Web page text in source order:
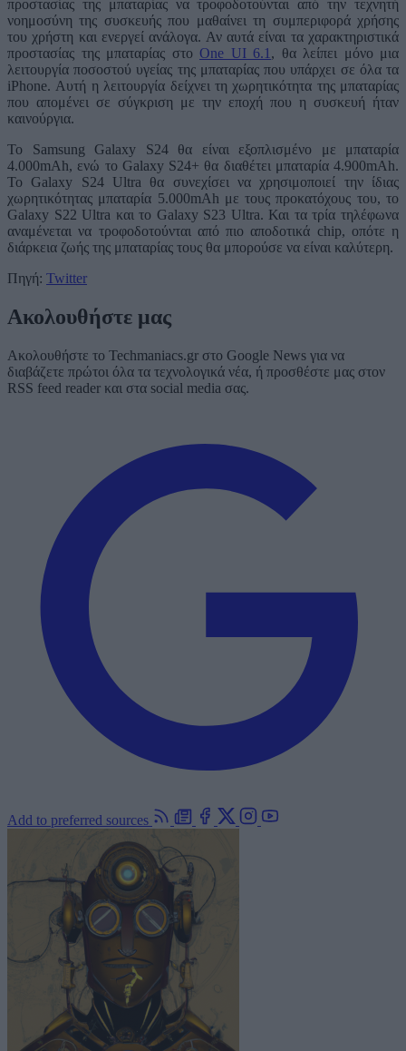
προστασίας της μπαταρίας να τροφοδοτούνται από την τεχνητή
νοημοσύνη της συσκευής που μαθαίνει τη συμπεριφορά χρήσης
του χρήστη και ενεργεί ανάλογα. Αν αυτά είναι τα χαρακτηριστικά
προστασίας της μπαταρίας στο One UI 6.1, θα λείπει μόνο μια
λειτουργία ποσοστού υγείας της μπαταρίας που υπάρχει σε όλα τα
iPhone. Αυτή η λειτουργία δείχνει τη χωρητικότητα της μπαταρίας
που απομένει σε σύγκριση με την εποχή που η συσκευή ήταν
καινούργια.
Το Samsung Galaxy S24 θα είναι εξοπλισμένο με μπαταρία
4.000mAh, ενώ το Galaxy S24+ θα διαθέτει μπαταρία 4.900mAh.
Το Galaxy S24 Ultra θα συνεχίσει να χρησιμοποιεί την ίδιας
χωρητικότητας μπαταρία 5.000mAh με τους προκατόχους του, το
Galaxy S22 Ultra και το Galaxy S23 Ultra. Και τα τρία τηλέφωνα
αναμένεται να τροφοδοτούνται από πιο αποδοτικά chip, οπότε η
διάρκεια ζωής της μπαταρίας τους θα μπορούσε να είναι καλύτερη.
Πηγή: Twitter
Ακολουθήστε μας
Ακολουθήστε το Techmaniacs.gr στο Google News για να
διαβάζετε πρώτοι όλα τα τεχνολογικά νέα, ή προσθέστε μας στον
RSS feed reader και στα social media σας.
Add to preferred sources